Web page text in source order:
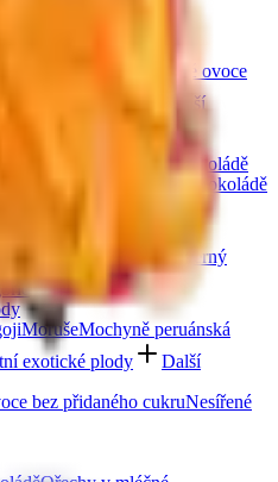
mix ovoce
Lyofilizované ovoce
ovoce
Další
V bílé čokoládě
trubičky máčené v čokoládě
Jahody Maliny OstružinyČerný
MorušeMochyně peruánská
exotické plody
Další
bez přidaného cukruNesířené